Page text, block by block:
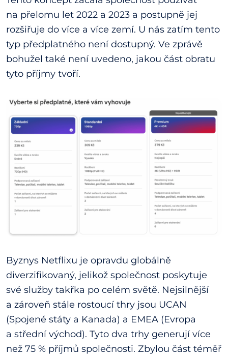
na přelomu let 2022 a 2023 a postupně jej
rozšiřuje do více a více zemí. U nás zatím tento
typ předplatného není dostupný. Ve zprávě
bohužel také není uvedeno, jakou část obratu
tyto příjmy tvoří.
Byznys Netflixu je opravdu globálně
diverzifikovaný, jelikož společnost poskytuje
své služby takřka po celém světě. Nejsilnější
a zároveň stále rostoucí thry jsou UCAN
(Spojené státy a Kanada) a EMEA (Evropa
a střední východ). Tyto dva trhy generují více
než 75 % příjmů společnosti. Zbylou část téměř